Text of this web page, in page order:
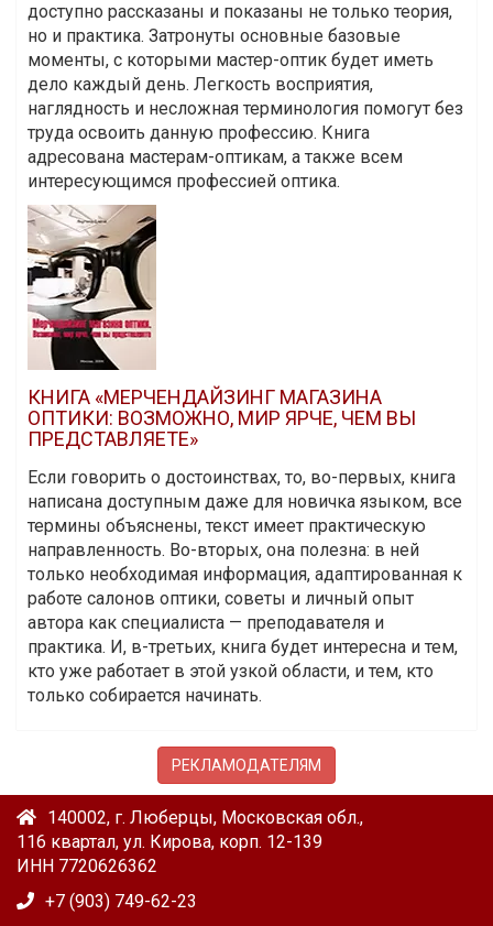
доступно рассказаны и показаны не только теория,
но и практика. Затронуты основные базовые
моменты, с которыми мастер-оптик будет иметь
дело каждый день. Легкость восприятия,
наглядность и несложная терминология помогут без
труда освоить данную профессию. Книга
адресована мастерам-оптикам, а также всем
интересующимся профессией оптика.
КНИГА «МЕРЧЕНДАЙЗИНГ МАГАЗИНА
ОПТИКИ: ВОЗМОЖНО, МИР ЯРЧЕ, ЧЕМ ВЫ
ПРЕДСТАВЛЯЕТЕ»
Если говорить о достоинствах, то, во-первых, книга
написана доступным даже для новичка языком, все
термины объяснены, текст имеет практическую
направленность. Во-вторых, она полезна: в ней
только необходимая информация, адаптированная к
работе салонов оптики, советы и личный опыт
автора как специалиста — преподавателя и
практика. И, в-третьих, книга будет интересна и тем,
кто уже работает в этой узкой области, и тем, кто
только собирается начинать.
РЕКЛАМОДАТЕЛЯМ
140002, г. Люберцы, Московская обл.,
116 квартал, ул. Кирова, корп. 12-139
ИНН 7720626362
+7 (903) 749-62-23